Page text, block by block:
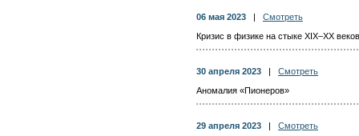
06 мая 2023
Смотреть
Кризис в физике на стыке XIX–XX веков
30 апреля 2023
Смотреть
Аномалия «Пионеров»
29 апреля 2023
Смотреть